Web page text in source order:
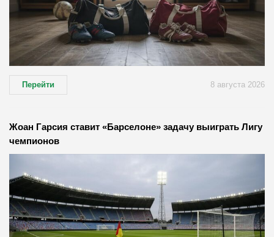
Перейти 8 августа 2026
Жоан Гарсия ставит «Барселоне» задачу выиграть Лигу
чемпионов